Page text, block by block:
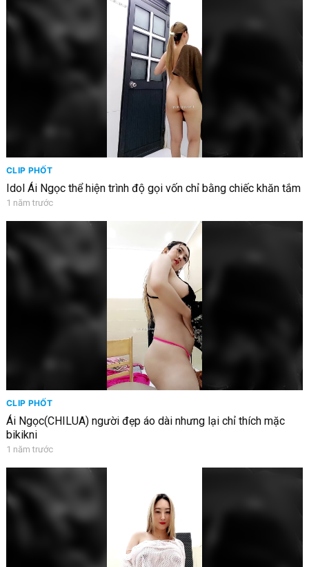
CLIP PHỐT
Idol Ái Ngọc thể hiện trình độ gọi vốn chỉ bằng chiếc khăn tắm
1 năm trước
CLIP PHỐT
Ái Ngọc(CHILUA) người đẹp áo dài nhưng lại chỉ thích mặc
bikikni
1 năm trước